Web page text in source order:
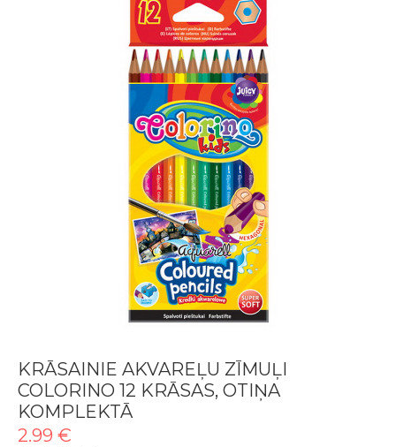
KRĀSAINIE AKVAREĻU ZĪMUĻI
COLORINO 12 KRĀSAS, OTIŅA
KOMPLEKTĀ
2.99 €